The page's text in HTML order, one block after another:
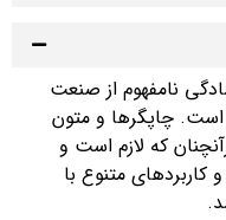
نامفهوم از صنعت
است. چاپگرها و متون
که لازم است و
کاربردهای متنوع با